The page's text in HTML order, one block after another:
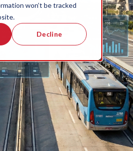
won’t be tracked
Decline